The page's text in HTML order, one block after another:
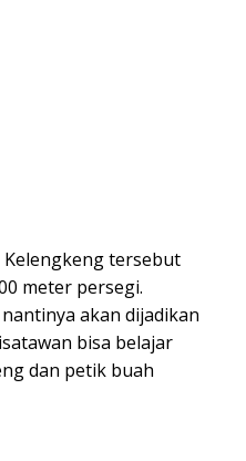
tersebut
meter persegi.
akan dijadikan
bisa belajar
dan petik buah